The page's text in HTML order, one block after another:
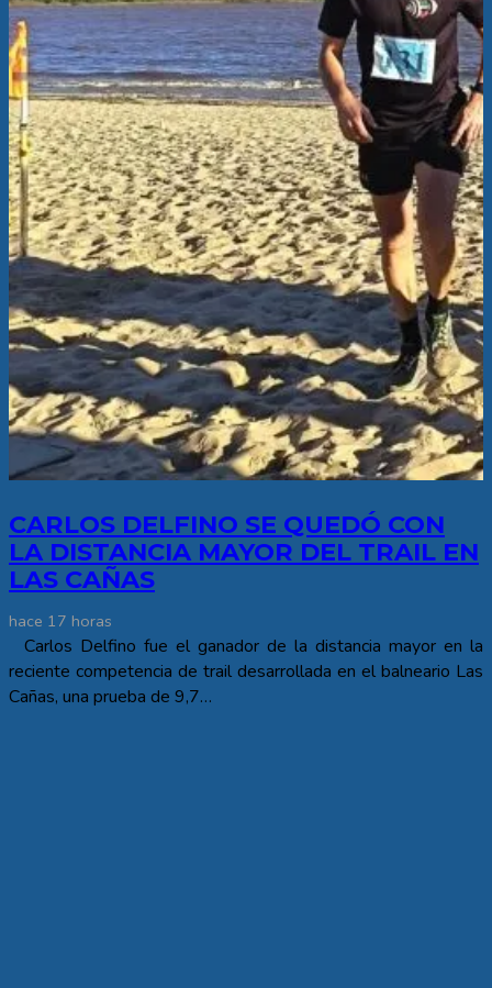
CARLOS DELFINO SE QUEDÓ CON
LA DISTANCIA MAYOR DEL TRAIL EN
LAS CAÑAS
hace 17 horas
Carlos Delfino fue el ganador de la distancia mayor en la
reciente competencia de trail desarrollada en el balneario Las
Cañas, una prueba de 9,7…